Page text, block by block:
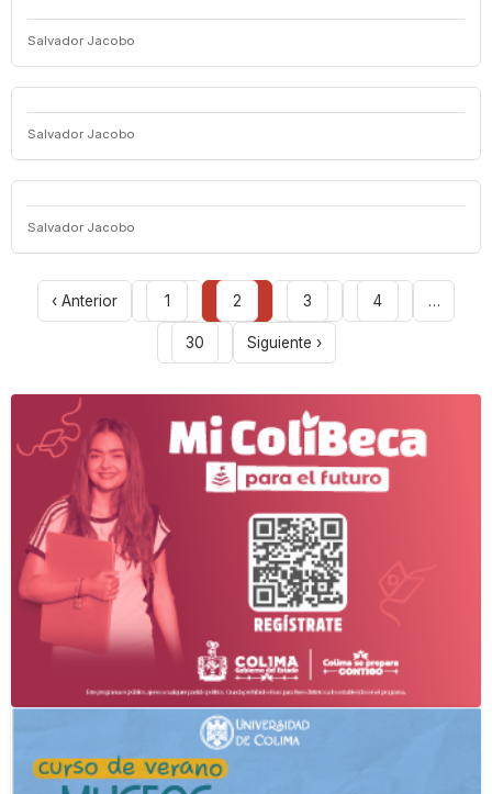
Salvador Jacobo
Salvador Jacobo
Salvador Jacobo
‹ Anterior 1 2 3 4 …
30 Siguiente ›